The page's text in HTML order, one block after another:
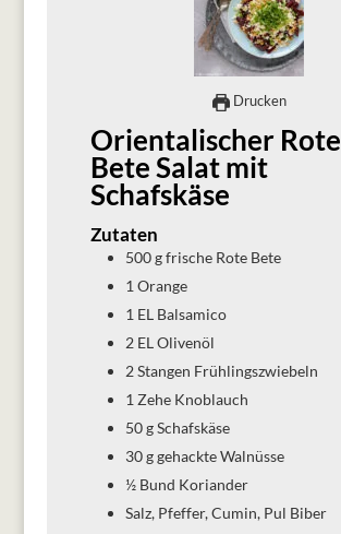
Drucken
Orientalischer Rote
Bete Salat mit
Schafskäse
Zutaten
500 g frische Rote Bete
1 Orange
1 EL Balsamico
2 EL Olivenöl
2 Stangen Frühlingszwiebeln
1 Zehe Knoblauch
50 g Schafskäse
30 g gehackte Walnüsse
½ Bund Koriander
Salz, Pfeffer, Cumin, Pul Biber